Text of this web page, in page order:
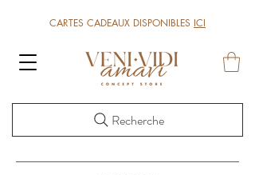
CARTES CADEAUX DISPONIBLES ICI
Recherche